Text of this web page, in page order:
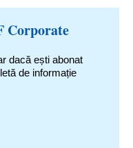
Corporate
dacă ești abonat
de informație